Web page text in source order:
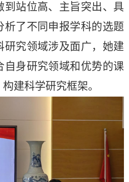
到站位高、主旨突出、具
析了不同申报学科的选题
研究领域涉及面广，她建
自身研究领域和优势的课
建科学研究框架。